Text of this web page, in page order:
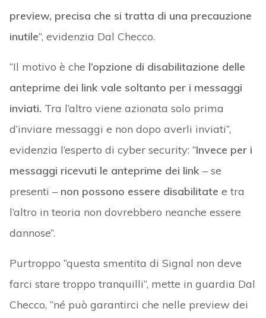
preview, precisa che si tratta di una precauzione
inutile“, evidenzia Dal Checco.
“Il motivo è che l’opzione di disabilitazione delle
anteprime dei link vale soltanto per i messaggi
inviati. Tra l’altro viene azionata solo prima
d’inviare messaggi e non dopo averli inviati”,
evidenzia l’esperto di cyber security: “Invece per i
messaggi ricevuti le anteprime dei link– se
presenti – non possono essere disabilitate e tra
l’altro in teoria non dovrebbero neanche essere
dannose”.
Purtroppo “questa smentita di Signal non deve
farci stare troppo tranquilli”, mette in guardia Dal
Checco, “né può garantirci che nelle preview dei